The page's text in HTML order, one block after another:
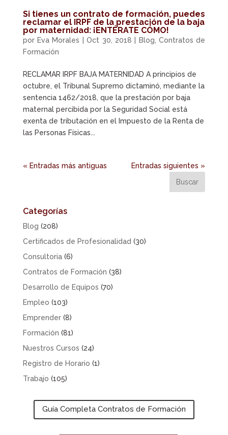
Si tienes un contrato de formación, puedes
reclamar el IRPF de la prestación de la baja
por maternidad: ¡ENTÉRATE CÓMO!
porEva Morales |Oct 30, 2018 | Blog Contratos de
Formación
RECLAMAR IRPF BAJA MATERNIDAD A principios de
octubre, el Tribunal Supremo dictaminó, mediante la
sentencia 1462/2018, que la prestación por baja
maternal percibida por la Seguridad Social está
exenta de tributación en el Impuesto de la Renta de
las Personas Físicas...
« Entradas más antiguas Entradas siguientes »
Categorías
Blog (208)
Certificados de Profesionalidad (30)
Consultoria(6)
Contratos de Formación (38)
Desarrollo de Equipos (70)
Empleo (103)
Emprender(8)
Formación (81)
Nuestros Cursos (24)
Registro de Horario (1)
Trabajo (105)
Guía Completa Contratos de Formación